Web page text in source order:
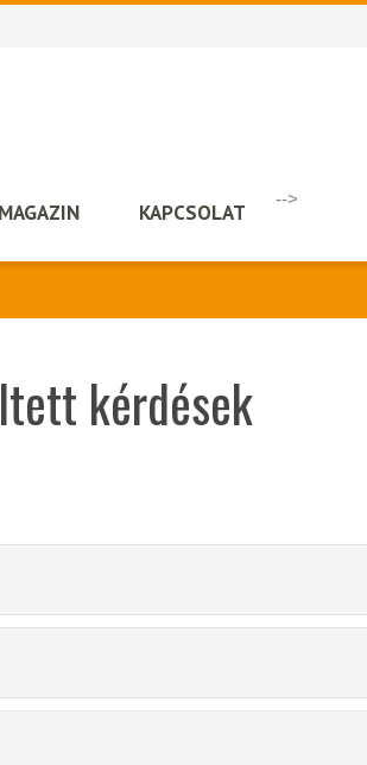
-->
MAGAZIN KAPCSOLAT
kérdések